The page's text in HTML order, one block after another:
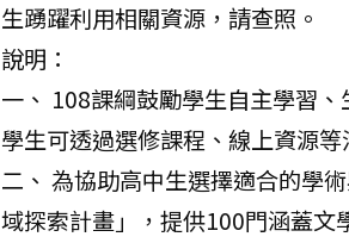
生踴躍利用相關資源，請查照。
說明：
一、 108課綱鼓勵學生自主學習
學生可透過選修課程、線上資源
二、 為協助高中生選擇適合的學
域探索計畫」，提供100門涵蓋文